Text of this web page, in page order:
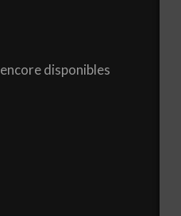
disponibles